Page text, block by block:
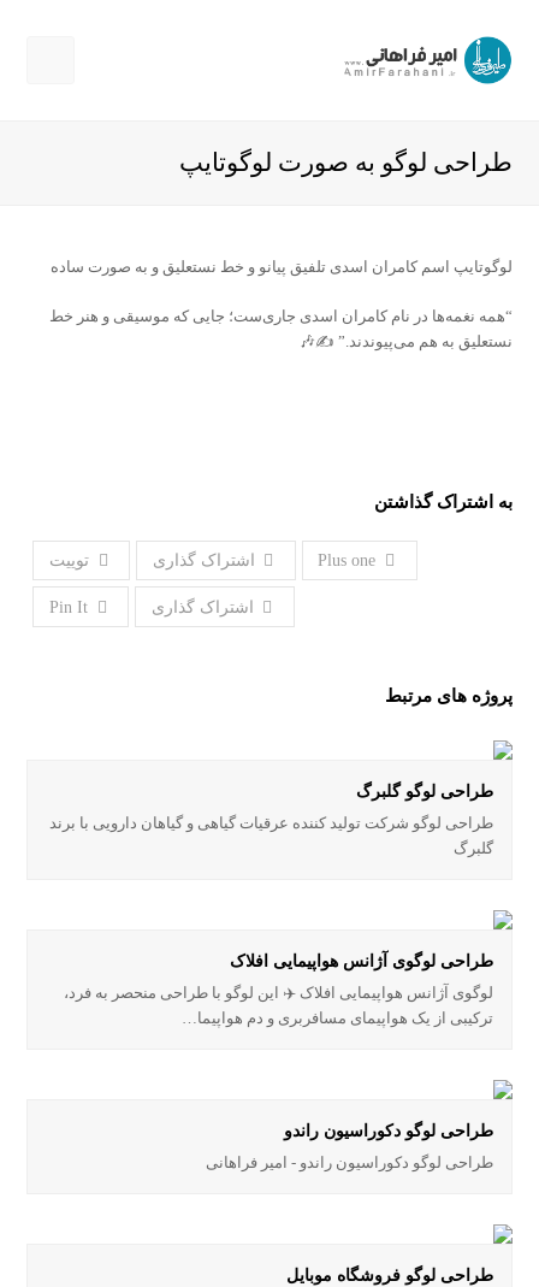
طراحی لوگو به صورت لوگوتایپ
لوگوتایپ اسم کامران اسدی تلفیق پیانو و خط نستعلیق و به صورت ساده
“همه نغمه‌ها در نام کامران اسدی جاری‌ست؛ جایی که موسیقی و هنر خط
نستعلیق به هم می‌پیوندند.” ✍️🎶
به اشتراک گذاشتن
توییت اشتراک گذاری Plus one
Pin It اشتراک گذاری
پروژه های مرتبط
طراحی لوگو گلبرگ
طراحی لوگو شرکت تولید کننده عرقیات گیاهی و گیاهان دارویی با برند
گلبرگ
طراحی لوگوی آژانس هواپیمایی افلاک
لوگوی آژانس هواپیمایی افلاک ✈️ این لوگو با طراحی منحصر به فرد،
ترکیبی از یک هواپیمای مسافربری و دم هواپیما…
طراحی لوگو دکوراسیون راندو
طراحی لوگو دکوراسیون راندو - امیر فراهانی
طراحی لوگو فروشگاه موبایل